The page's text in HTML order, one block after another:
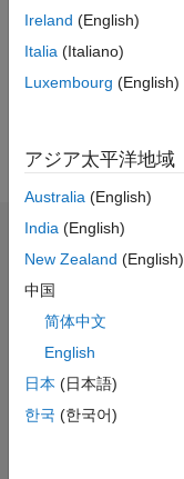
Following:
ダッシュボード
統
計
MATLAB Answers
Ireland (English)
Italia (Italiano)
Luxembourg (English)
アジア太平洋地域
Australia (English)
India (English)
New Zealand (English)
中国
简体中文
English
日本 (日本語)
한국 (한국어)